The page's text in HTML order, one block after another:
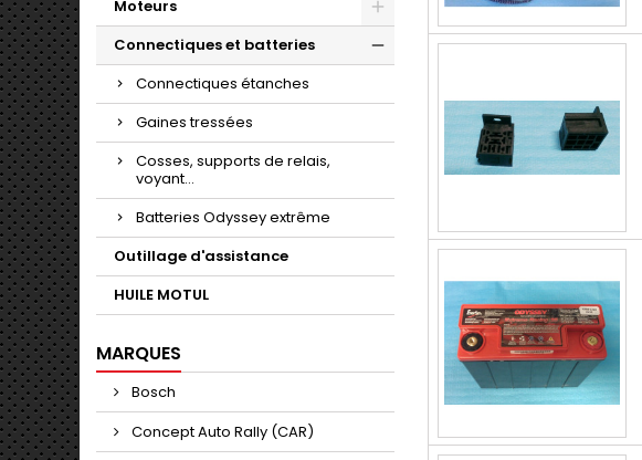
Moteurs
Connectiques et batteries
Connectiques étanches
Gaines tressées
Cosses, supports de relais,
voyant...
Batteries Odyssey extrême
Outillage d'assistance
HUILE MOTUL
MARQUES
Bosch
Concept Auto Rally (CAR)